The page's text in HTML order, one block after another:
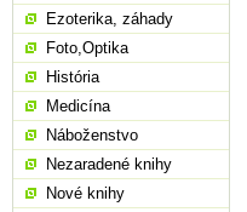
Ezoterika, záhady
Foto,Optika
História
Medicína
Náboženstvo
Nezaradené knihy
Nové knihy